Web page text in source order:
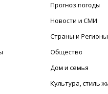
Прогноз погоды
Новости и СМИ
Страны и Регионы
Общество
Дом и семья
Культура, стиль